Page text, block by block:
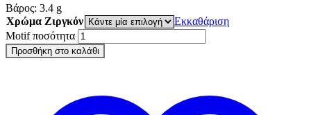
Βάρος: 3.4 g
Χρώμα Ζιργκόν
Εκκαθάριση
Motif ποσότητα
Προσθήκη στο καλάθι